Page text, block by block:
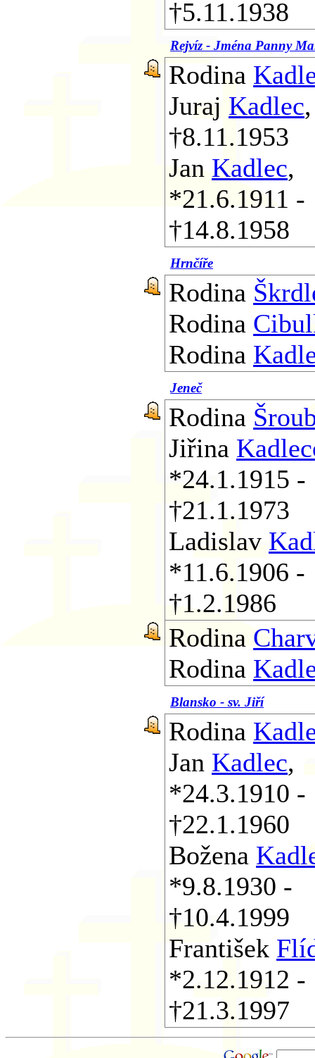
†5.11.1938
Rejvíz - Jména Panny
Rodina
Juraj Kadlec
†8.11.1953
Jan Kadlec,
*21.6.1911 -
†14.8.1958
Hrnčíře
Rodina
Rodina
Rodina
Jeneč
Rodina
Jiřina
*24.1.1915 -
†21.1.1973
Ladislav
*11.6.1906 -
†1.2.1986
Rodina
Rodina
Blansko - sv. Jiří
Rodina
Jan Kadlec,
*24.3.1910 -
†22.1.1960
Božena
*9.8.1930 -
†10.4.1999
František
*2.12.1912 -
†21.3.1997